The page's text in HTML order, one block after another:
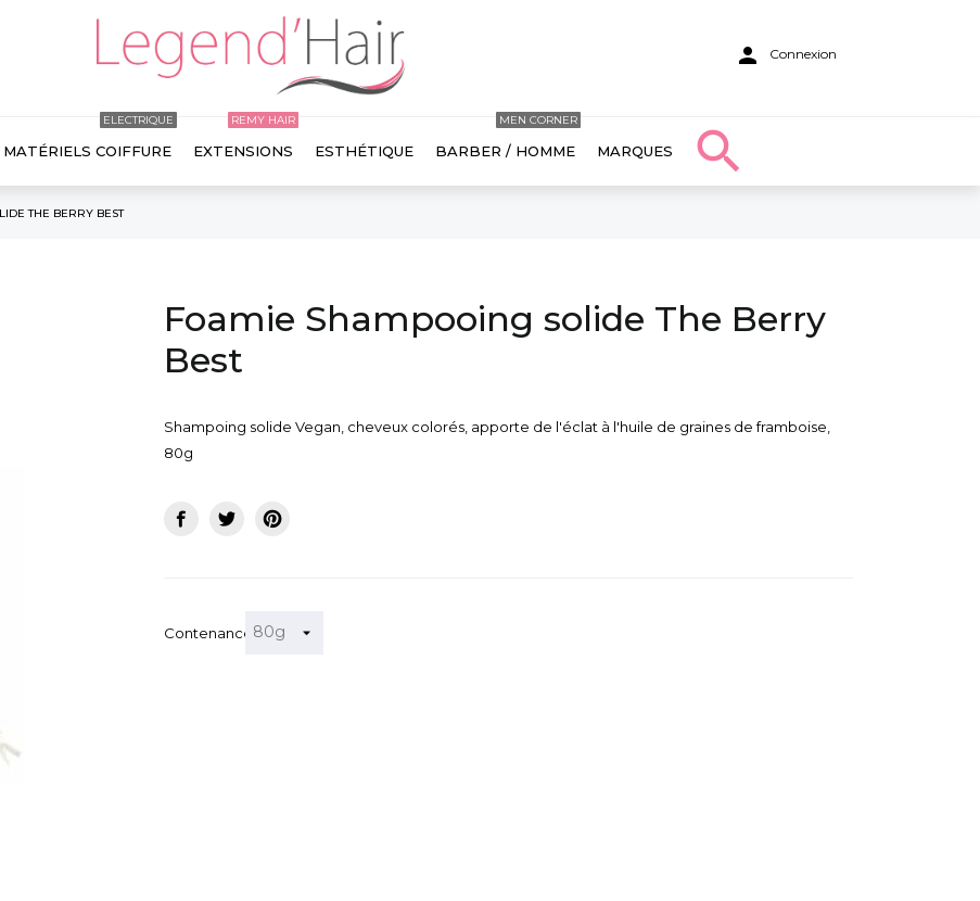
 Connexion
MATÉRIELS COIFFURE
ELECTRIQUE
EXTENSIONS
REMY HAIR
ESTHÉTIQUE BARBER / HOMME
MEN CORNER
MARQUES 

THE BERRY BEST
Foamie Shampooing solide The Berry
Best
Shampoing solide Vegan, cheveux colorés, apporte de l'éclat à l'huile de graines de framboise,
80g
Contenance